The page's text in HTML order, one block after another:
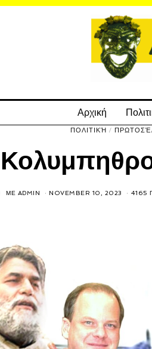
Αρχική
ΠΟΛΙΤΙΚΉ /
ΜΕ ADMIN NOVEMBER 10, 2023 4165